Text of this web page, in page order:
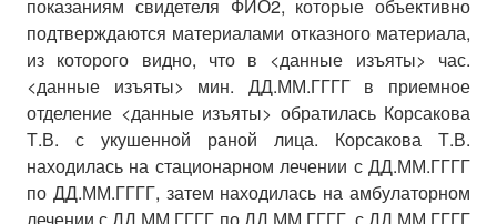
показаниям свидетеля ФИО2, которые объективно
подтверждаются материалами отказного материала,
из которого видно, что в <данные изъяты> час.
<данные изъяты> мин. ДД.ММ.ГГГГ в приемное
отделение <данные изъяты> обратилась Корсакова
Т.В. с укушенной раной лица. Корсакова Т.В.
находилась на стационарном лечении с ДД.ММ.ГГГГ
по ДД.ММ.ГГГГ, затем находилась на амбулаторном